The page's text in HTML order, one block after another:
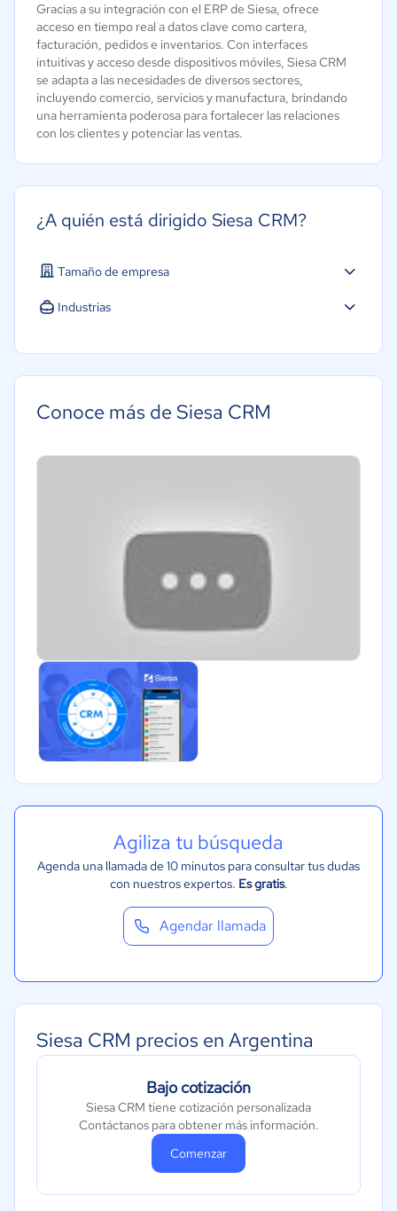
Gracias a su integración con el ERP de Siesa, ofrece
acceso en tiempo real a datos clave como cartera,
facturación, pedidos e inventarios. Con interfaces
intuitivas y acceso desde dispositivos móviles, Siesa CRM
se adapta a las necesidades de diversos sectores,
incluyendo comercio, servicios y manufactura, brindando
una herramienta poderosa para fortalecer las relaciones
con los clientes y potenciar las ventas.
¿A quién está dirigido Siesa CRM?
Tamaño de empresa
Pequeña: 10 a 49 trabajadores
Industrias
Manufactura
Conoce más de Siesa CRM
Agiliza tu búsqueda
Agenda una llamada de 10 minutos para consultar tus dudas
con nuestros expertos. Es gratis.
Agendar llamada
Siesa CRM precios en Argentina
Bajo cotización
Siesa CRM tiene cotización personalizada
Contáctanos para obtener más información.
Comenzar